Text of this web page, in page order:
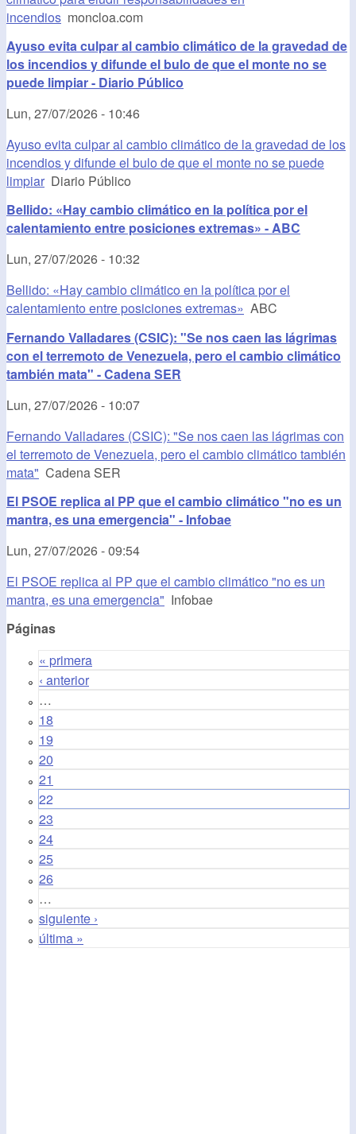
incendios moncloa.com
Ayuso evita culpar al cambio climático de la gravedad de
los incendios y difunde el bulo de que el monte no se
puede limpiar - Diario Público
Lun, 27/07/2026 - 10:46
Ayuso evita culpar al cambio climático de la gravedad de los
incendios y difunde el bulo de que el monte no se puede
limpiar Diario Público
Bellido: «Hay cambio climático en la política por el
calentamiento entre posiciones extremas» - ABC
Lun, 27/07/2026 - 10:32
Bellido: «Hay cambio climático en la política por el
calentamiento entre posiciones extremas» ABC
Fernando Valladares (CSIC): "Se nos caen las lágrimas
con el terremoto de Venezuela, pero el cambio climático
también mata" - Cadena SER
Lun, 27/07/2026 - 10:07
Fernando Valladares (CSIC): "Se nos caen las lágrimas con
el terremoto de Venezuela, pero el cambio climático también
mata" Cadena SER
El PSOE replica al PP que el cambio climático "no es un
mantra, es una emergencia" - Infobae
Lun, 27/07/2026 - 09:54
El PSOE replica al PP que el cambio climático "no es un
mantra, es una emergencia" Infobae
Páginas
« primera
‹ anterior
…
18
19
20
21
22
23
24
25
26
…
siguiente ›
última »